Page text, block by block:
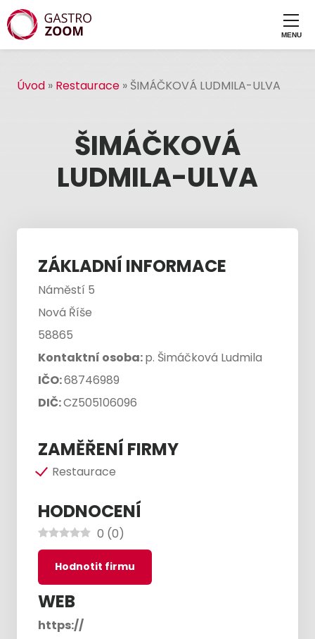
Úvod » Restaurace » ŠIMÁČKOVÁ LUDMILA-ULVA
ŠIMÁČKOVÁ
LUDMILA-ULVA
ZÁKLADNÍ INFORMACE
Náměstí 5
Nová Říše
58865
Kontaktní osoba:p. Šimáčková Ludmila
IČO:68746989
DIČ:CZ505106096
ZAMĚŘENÍ FIRMY
Restaurace
HODNOCENÍ
0 (0)
Hodnotit firmu
WEB
https://